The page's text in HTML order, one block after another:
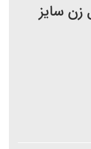
زن سایز